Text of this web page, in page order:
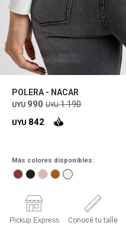
POLERA - NACAR
UYU 990 UYU 1.190
UYU 842
Más colores disponibles:
Pickup Express Conocé tu talle